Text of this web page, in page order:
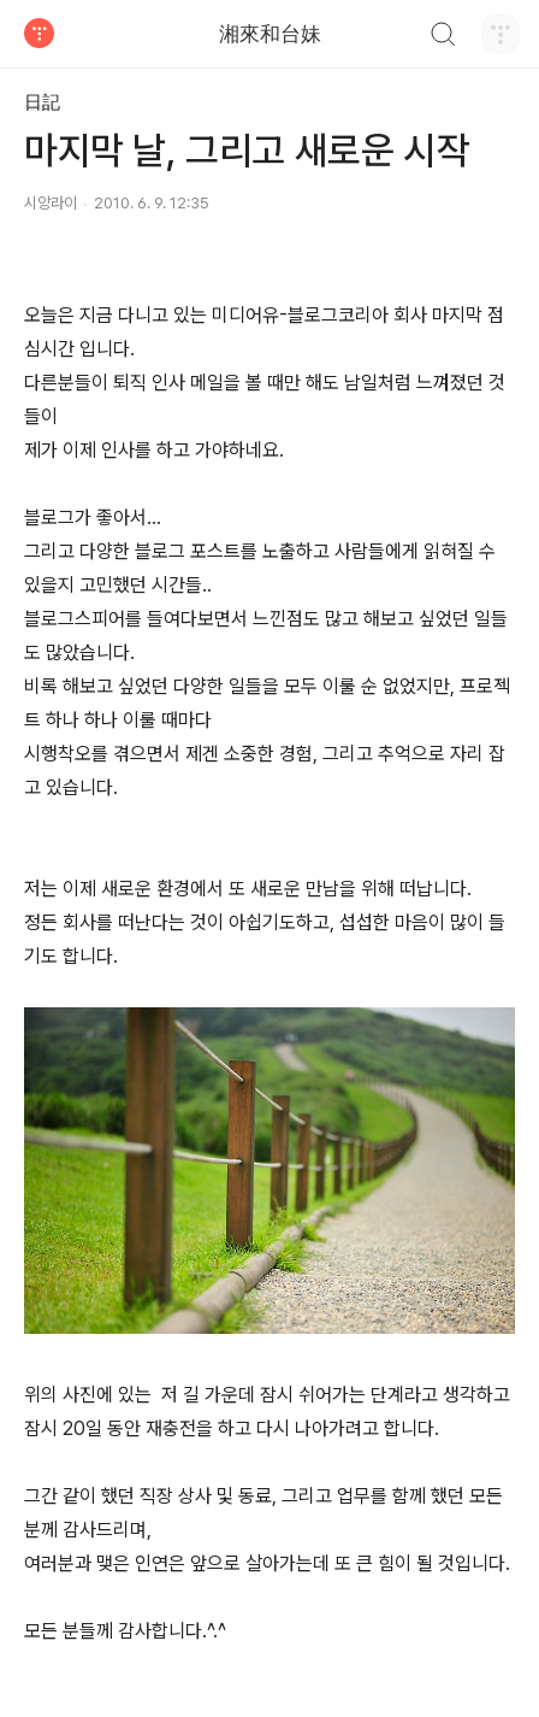
湘來和台妹
日記
마지막 날, 그리고 새로운 시작
시앙라이 2010. 6. 9. 12:35
오늘은 지금 다니고 있는 미디어유-블로그코리아 회사 마지막 점
심시간 입니다.
다른분들이 퇴직 인사 메일을 볼 때만 해도 남일처럼 느껴졌던 것
들이
제가 이제 인사를 하고 가야하네요.
블로그가 좋아서...
그리고 다양한 블로그 포스트를 노출하고 사람들에게 읽혀질 수
있을지 고민했던 시간들..
블로그스피어를 들여다보면서 느낀점도 많고 해보고 싶었던 일들
도 많았습니다.
비록 해보고 싶었던 다양한 일들을 모두 이룰 순 없었지만, 프로젝
트 하나 하나 이룰 때마다
시행착오를 겪으면서 제겐 소중한 경험, 그리고 추억으로 자리 잡
고 있습니다.
저는 이제 새로운 환경에서 또 새로운 만남을 위해 떠납니다.
정든 회사를 떠난다는 것이 아쉽기도하고, 섭섭한 마음이 많이 들
기도 합니다.
위의 사진에 있는 저 길 가운데 잠시 쉬어가는 단계라고 생각하고
잠시 20일 동안 재충전을 하고 다시 나아가려고 합니다.
그간 같이 했던 직장 상사 및 동료, 그리고 업무를 함께 했던 모든
분께 감사드리며,
여러분과 맺은 인연은 앞으로 살아가는데 또 큰 힘이 될 것입니다.
모든 분들께 감사합니다.^.^